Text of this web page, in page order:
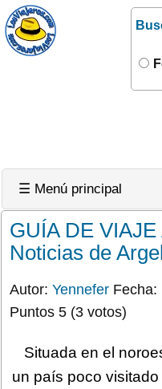
☰ Menú principal
GUÍA DE
Noticias de
Autor: Yennefer Fecha:
Puntos 5 (3 votos)
Situada en el
un país poco